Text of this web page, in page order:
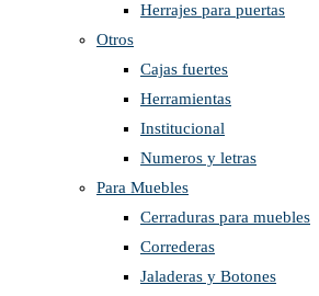
Herrajes para puertas
Otros
Cajas fuertes
Herramientas
Institucional
Numeros y letras
Para Muebles
Cerraduras para muebles
Correderas
Jaladeras y Botones